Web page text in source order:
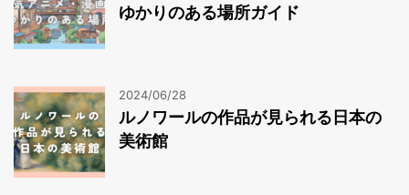
ゆかりのある場所ガイド
2024/06/28
ルノワールの作品が見られる日本の
美術館